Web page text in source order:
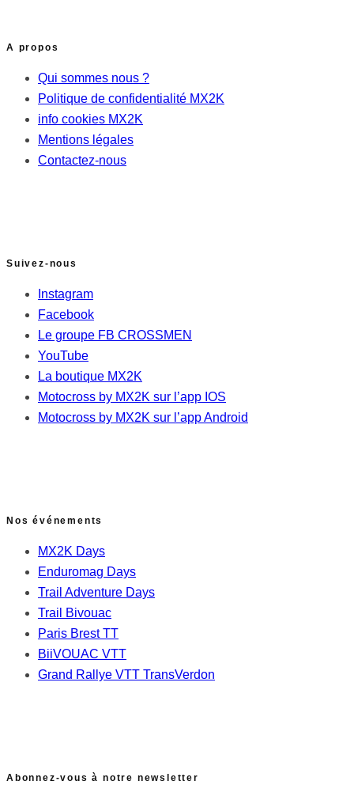
A propos
Qui sommes nous ?
Politique de confidentialité MX2K
info cookies MX2K
Mentions légales
Contactez-nous
Suivez-nous
Instagram
Facebook
Le groupe FB CROSSMEN
YouTube
La boutique MX2K
Motocross by MX2K sur l’app IOS
Motocross by MX2K sur l’app Android
Nos événements
MX2K Days
Enduromag Days
Trail Adventure Days
Trail Bivouac
Paris Brest TT
BiiVOUAC VTT
Grand Rallye VTT TransVerdon
Abonnez-vous à notre newsletter